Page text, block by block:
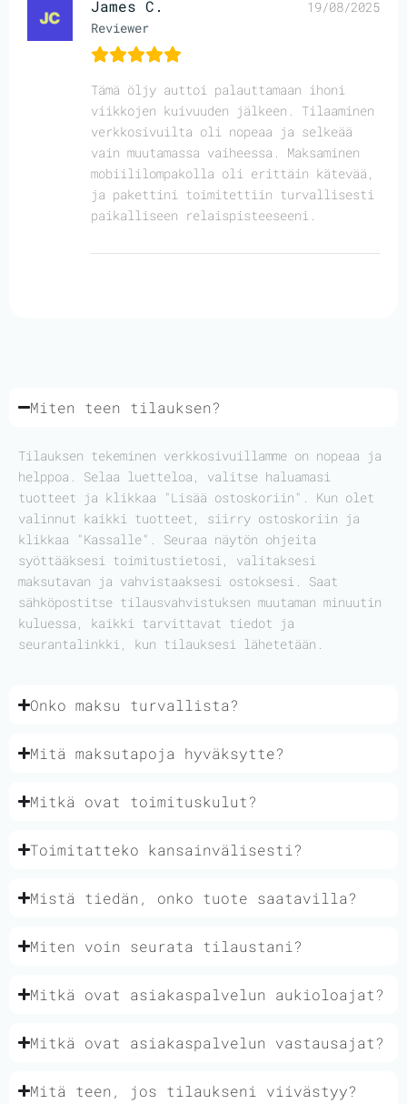
James C.
Reviewer
19/08/2025
Tämä öljy auttoi palauttamaan ihoni
viikkojen kuivuuden jälkeen. Tilaaminen
verkkosivuilta oli nopeaa ja selkeää
vain muutamassa vaiheessa. Maksaminen
mobiililompakolla oli erittäin kätevää,
ja pakettini toimitettiin turvallisesti
paikalliseen relaispisteeseeni.
Miten teen tilauksen?
Tilauksen tekeminen verkkosivuillamme on nopeaa ja
helppoa. Selaa luetteloa, valitse haluamasi
tuotteet ja klikkaa "Lisää ostoskoriin". Kun olet
valinnut kaikki tuotteet, siirry ostoskoriin ja
klikkaa "Kassalle". Seuraa näytön ohjeita
syöttääksesi toimitustietosi, valitaksesi
maksutavan ja vahvistaaksesi ostoksesi. Saat
sähköpostitse tilausvahvistuksen muutaman minuutin
kuluessa, kaikki tarvittavat tiedot ja
seurantalinkki, kun tilauksesi lähetetään.
Onko maksu turvallista?
Mitä maksutapoja hyväksytte?
Mitkä ovat toimituskulut?
Toimitatteko kansainvälisesti?
Mistä tiedän, onko tuote saatavilla?
Miten voin seurata tilaustani?
Mitkä ovat asiakaspalvelun aukioloajat?
Mitkä ovat asiakaspalvelun vastausajat?
Mitä teen, jos tilaukseni viivästyy?